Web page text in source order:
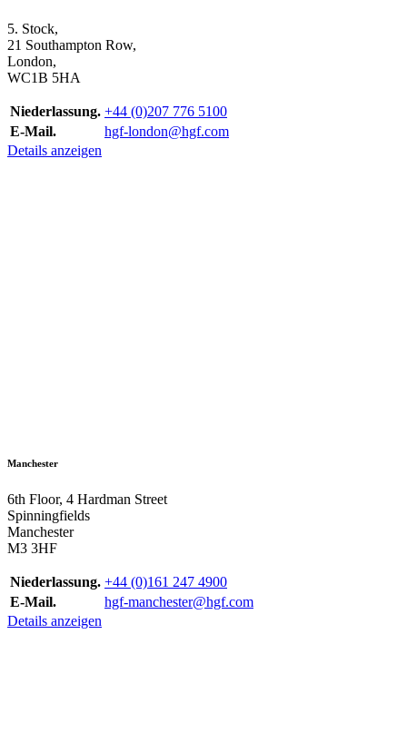
5. Stock,
21 Southampton Row,
London,
WC1B 5HA
Niederlassung. +44 (0)207 776 5100
E-Mail.
hgf-london@hgf.com
Details anzeigen
Manchester
6th Floor, 4 Hardman Street
Spinningfields
Manchester
M3 3HF
Niederlassung. +44 (0)161 247 4900
E-Mail.
hgf-manchester@hgf.com
Details anzeigen